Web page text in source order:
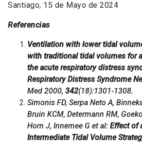
Santiago, 15 de Mayo de 2024
Referencias
Ventilation with lower tidal
with traditional tidal volumes for
the acute respiratory distress
Respiratory Distress Syndrome
Med 2000, 342(18):1301-1308.
Simonis FD, Serpa Neto A,
Bruin KCM, Determann RM,
Horn J, Innemee G et al: Effect of
Intermediate Tidal Volume